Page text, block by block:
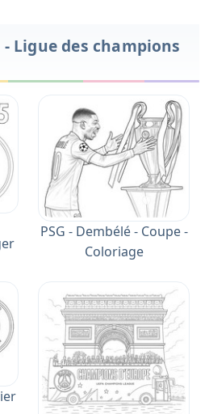
Ligue des champions
PSG - Dembélé - Coupe -
Coloriage